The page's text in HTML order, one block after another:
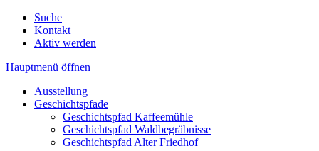
Suche
Kontakt
Aktiv werden
Hauptmenü öffnen
Ausstellung
Geschichtspfade
Geschichtspfad Kaffeemühle
Geschichtspfad Waldbegräbnisse
Geschichtspfad Alter Friedhof